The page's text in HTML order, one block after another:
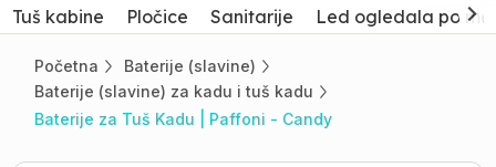
Tuš kabine Pločice Sanitarije Led ogledala po
Početna
Baterije (slavine)
Baterije (slavine) za kadu i tuš kadu
Baterije za Tuš Kadu | Paffoni - Candy